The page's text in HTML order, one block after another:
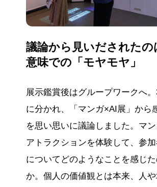
議論から見いだされたの
意味での「モヤモヤ」
展示鑑賞後はグループワークへ
に分かれ、「マンガ×AI展」から
を思い思いに議論しました。マン
アトラクションを体験して、参
についてどのようなことを感じ
か。個人の価値観とは本来、人